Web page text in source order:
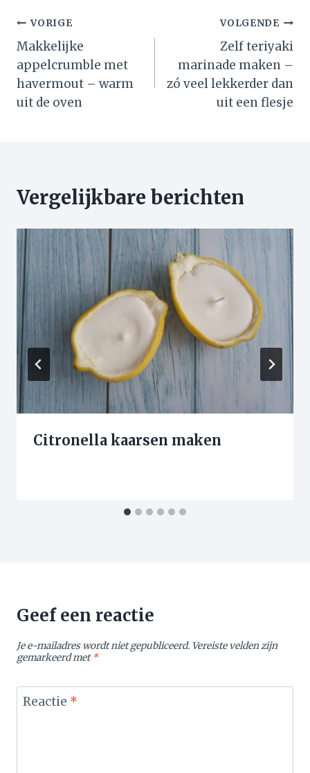
Bericht
navigatie
VORIGE
Makkelijke
appelcrumble met
havermout – warm
uit de oven
VOLGENDE
Zelf teriyaki
marinade maken –
zó veel lekkerder dan
uit een flesje
Vergelijkbare berichten
Citronella kaarsen maken
Geef een reactie
Je e-mailadres wordt niet gepubliceerd. Vereiste velden zijn
gemarkeerd met*
Reactie *